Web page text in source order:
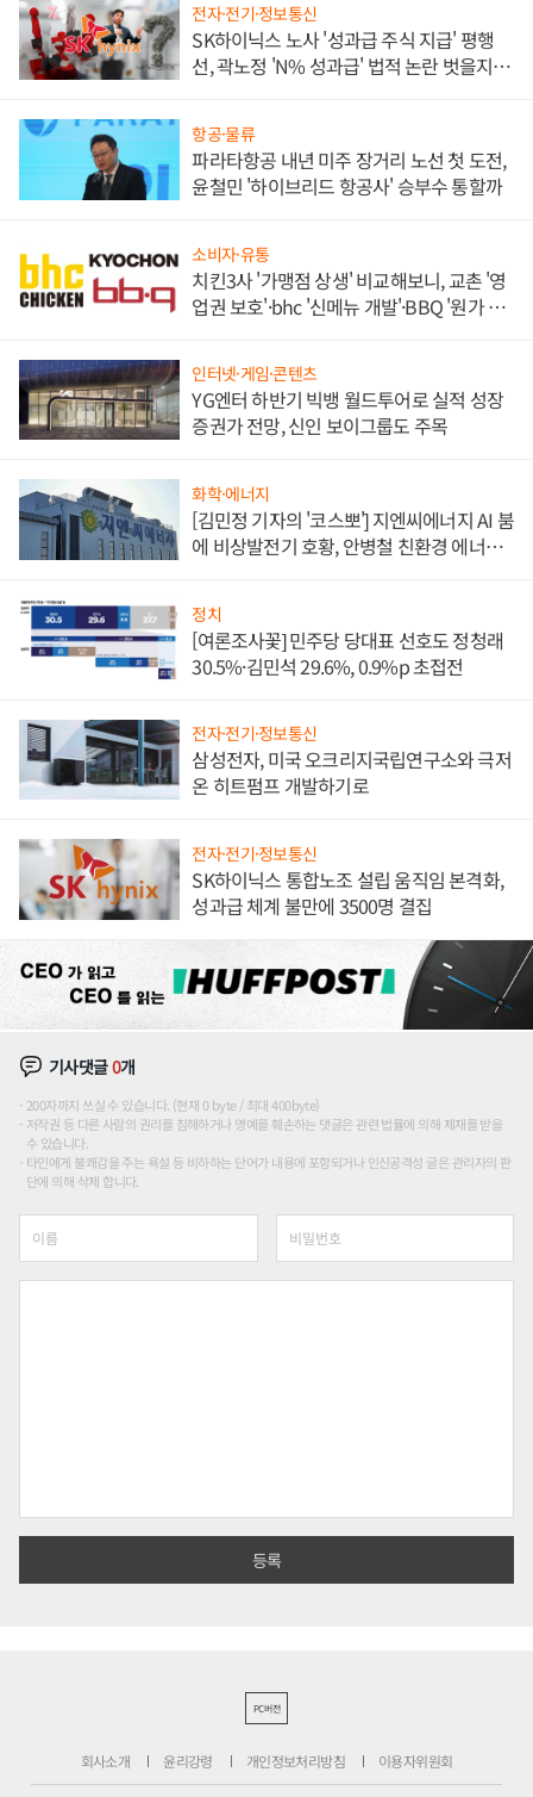
전자·전기·정보통신
SK하이닉스 노사 '성과급 주식 지급' 평행
선, 곽노정 'N% 성과급' 법적 논란 벗을지 주
항공·물류
파라타항공 내년 미주 장거리 노선 첫 도전,
윤철민 '하이브리드 항공사' 승부수 통할까
소비자·유통
치킨3사 '가맹점 상생' 비교해보니, 교촌 '영
업권 보호'·bhc '신메뉴 개발'·BBQ '원가 부
인터넷·게임·콘텐츠
YG엔터 하반기 빅뱅 월드투어로 실적 성장
증권가 전망, 신인 보이그룹도 주목
화학·에너지
[김민정 기자의 '코스뽀'] 지엔씨에너지 AI 붐
에 비상발전기 호황, 안병철 친환경 에너지
정치
[여론조사꽃] 민주당 당대표 선호도 정청래
30.5%·김민석 29.6%, 0.9%p 초접전
전자·전기·정보통신
삼성전자, 미국 오크리지국립연구소와 극저
온 히트펌프 개발하기로
전자·전기·정보통신
SK하이닉스 통합노조 설립 움직임 본격화,
성과급 체계 불만에 3500명 결집
기사댓글0개
200자까지 쓰실 수 있습니다. (현재 0 byte / 최대 400byte)
저작권 등 다른 사람의 권리를 침해하거나 명예를 훼손하는 댓글은 관련 법률에 의해 제재를 받을
수 있습니다.
타인에게 불쾌감을 주는 욕설 등 비하하는 단어가 내용에 포함되거나 인신공격성 글은 관리자의 판
단에 의해 삭제 합니다.
PC버전
회사소개 윤리강령 개인정보처리방침 이용자위원회